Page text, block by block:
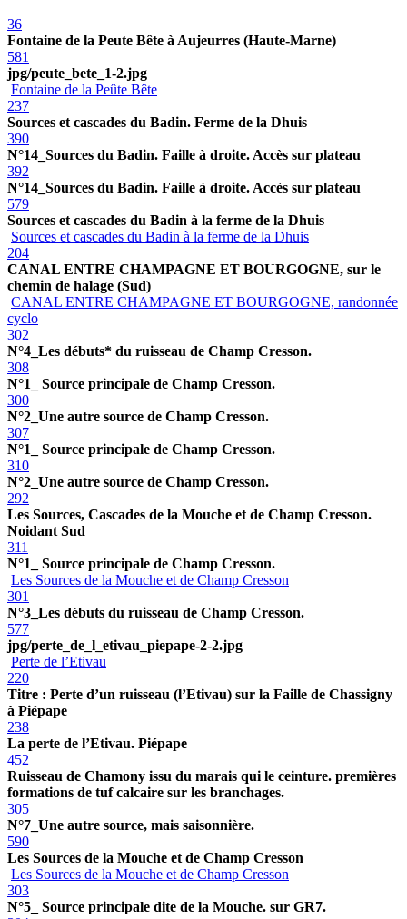
36
Fontaine de la Peute Bête à Aujeurres (Haute-Marne)
581
jpg/peute_bete_1-2.jpg
Fontaine de la Peûte Bête
237
Sources et cascades du Badin. Ferme de la Dhuis
390
N°14_Sources du Badin. Faille à droite. Accès sur plateau
392
N°14_Sources du Badin. Faille à droite. Accès sur plateau
579
Sources et cascades du Badin à la ferme de la Dhuis
Sources et cascades du Badin à la ferme de la Dhuis
204
CANAL ENTRE CHAMPAGNE ET BOURGOGNE, sur le
chemin de halage (Sud)
CANAL ENTRE CHAMPAGNE ET BOURGOGNE, randonnée
cyclo
302
N°4_Les débuts* du ruisseau de Champ Cresson.
308
N°1_ Source principale de Champ Cresson.
300
N°2_Une autre source de Champ Cresson.
307
N°1_ Source principale de Champ Cresson.
310
N°2_Une autre source de Champ Cresson.
292
Les Sources, Cascades de la Mouche et de Champ Cresson.
Noidant Sud
311
N°1_ Source principale de Champ Cresson.
Les Sources de la Mouche et de Champ Cresson
301
N°3_Les débuts du ruisseau de Champ Cresson.
577
jpg/perte_de_l_etivau_piepape-2-2.jpg
Perte de l’Etivau
220
Titre : Perte d’un ruisseau (l’Etivau) sur la Faille de Chassigny
à Piépape
238
La perte de l’Etivau. Piépape
452
Ruisseau de Chamony issu du marais qui le ceinture. premières
formations de tuf calcaire sur les branchages.
305
N°7_Une autre source, mais saisonnière.
590
Les Sources de la Mouche et de Champ Cresson
Les Sources de la Mouche et de Champ Cresson
303
N°5_ Source principale dite de la Mouche. sur GR7.